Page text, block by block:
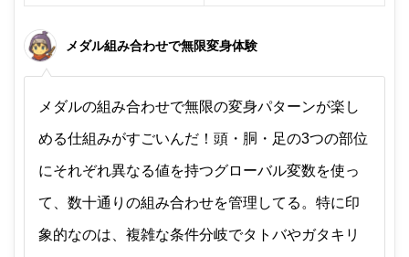
メダル組み合わせで無限変身体験
メダルの組み合わせで無限の変身パターンが楽し
める仕組みがすごいんだ！頭・胴・足の3つの部位
にそれぞれ異なる値を持つグローバル変数を使っ
て、数十通りの組み合わせを管理してる。特に印
象的なのは、複雑な条件分岐でタトバやガタキリ